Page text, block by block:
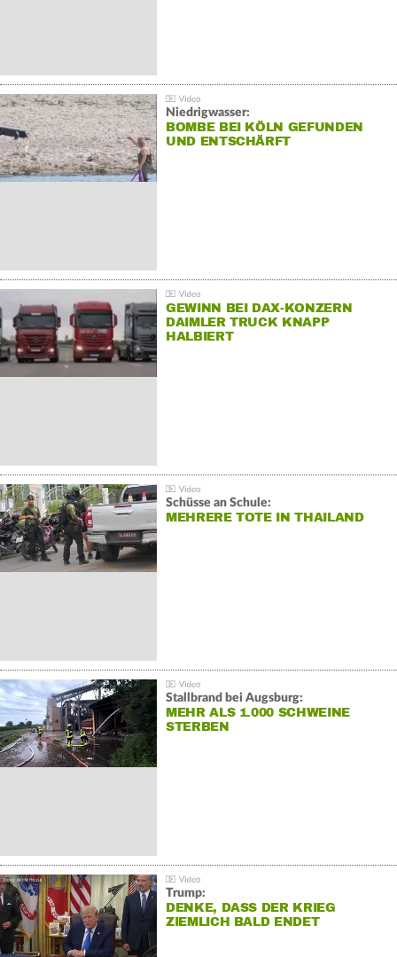
Niedrigwasser:
BOMBE BEI KÖLN GEFUNDEN
UND ENTSCHÄRFT
GEWINN BEI DAX-KONZERN
DAIMLER TRUCK KNAPP
HALBIERT
Schüsse an Schule:
MEHRERE TOTE IN THAILAND
Stallbrand bei Augsburg:
MEHR ALS 1.000 SCHWEINE
STERBEN
Trump:
DENKE, DASS DER KRIEG
ZIEMLICH BALD ENDET